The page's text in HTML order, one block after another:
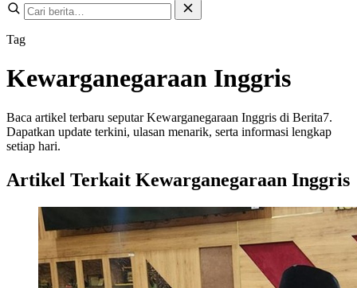
Tag
Kewarganegaraan Inggris
Baca artikel terbaru seputar Kewarganegaraan Inggris di Berita7.
Dapatkan update terkini, ulasan menarik, serta informasi lengkap
setiap hari.
Artikel Terkait Kewarganegaraan Inggris